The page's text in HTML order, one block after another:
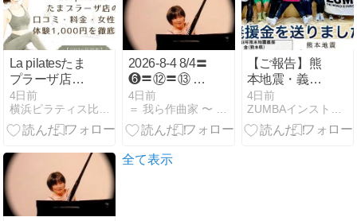
La pilatesたま
プラーザ店の
口コミ・料金
｜女性専用・
体験1,000円を
4日前
横浜ピラティス比較ナビ
2026-8-4 8/4〓
❻〓︎⑫〓︎⑬ 桑
原洋明「道行
蝶吹雪」ピア
ノパート
4日前
＝ 我ら作曲家 〜 こんな日常が紡ぐ 非日常の世界 ＝
【ご報告】熊
本地震・義援
金を送りまし
た️
4日前
ZUMBAインストラクター理香のフィットネスblog
全て表示